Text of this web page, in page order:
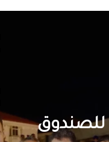
للصندوق